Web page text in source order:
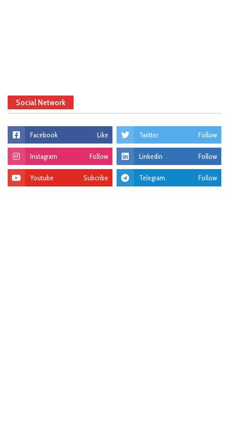
Social Network
Facebook Like Twitter Follow
Instagram Follow Linkedin Follow
Youtube Subcribe Telegram Follow